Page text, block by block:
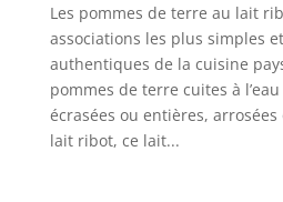
Les pommes de terre au lait
associations les plus simples
authentiques de la cuisine
pommes de terre cuites à
écrasées ou entières,
lait ribot, ce lait...